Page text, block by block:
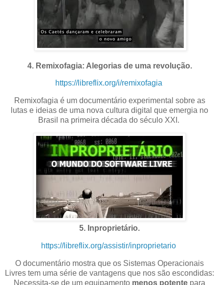
4. Remixofagia: Alegorias de uma revolução.
https://libreflix.org/i/remixofagia
Remixofagia é um documentário experimental sobre as
lutas e ideias de uma nova cultura digital que emergia no
Brasil na primeira década do século XXI.
5. Inproprietário.
https://libreflix.org/assistir/inproprietario
O documentário mostra que os Sistemas Operacionais
Livres tem uma série de vantagens que nos são escondidas:
Necessita-se de um equipamento menos potente para